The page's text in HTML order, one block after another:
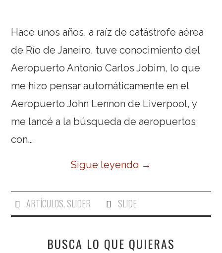
Hace unos años, a raíz de catástrofe aérea
de Río de Janeiro, tuve conocimiento del
Aeropuerto Antonio Carlos Jobim, lo que
me hizo pensar automáticamente en el
Aeropuerto John Lennon de Liverpool, y
me lancé a la búsqueda de aeropuertos
con…
Sigue leyendo →
ARTÍCULOS, SLIDER SLIDE
BUSCA LO QUE QUIERAS